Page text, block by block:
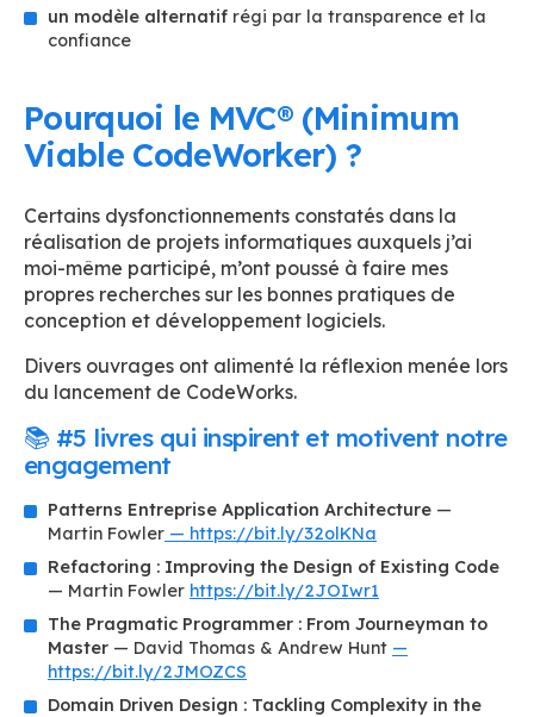
un modèle alternatif régi par la transparence et la
confiance
Pourquoi le MVC® (Minimum
Viable CodeWorker) ?
Certains dysfonctionnements constatés dans la
réalisation de projets informatiques auxquels j’ai
moi-même participé, m’ont poussé à faire mes
propres recherches sur les bonnes pratiques de
conception et développement logiciels.
Divers ouvrages ont alimenté la réflexion menée lors
du lancement de CodeWorks.
📚 #5 livres qui inspirent et motivent notre
engagement
Patterns Entreprise Application Architecture —
Martin Fowler — https://bit.ly/32olKNa
Refactoring : Improving the Design of Existing Code
— Martin Fowler https://bit.ly/2JOIwr1
The Pragmatic Programmer : From Journeyman to
Master — David Thomas & Andrew Hunt —
https://bit.ly/2JMOZCS
Domain Driven Design : Tackling Complexity in the